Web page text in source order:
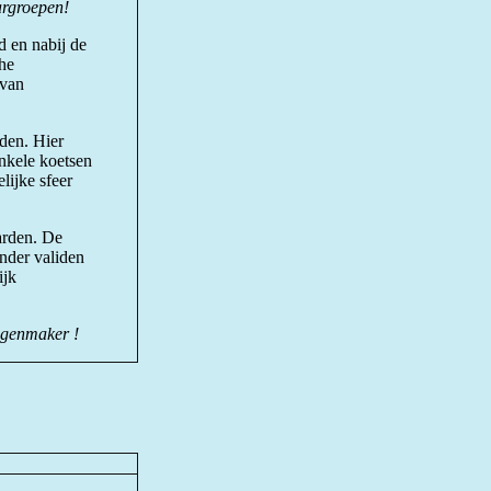
en nabij de
Hier
koetsen
sfeer
De
validen
!